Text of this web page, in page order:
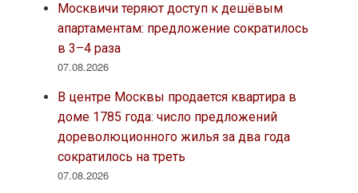
Москвичи теряют доступ к дешёвым
апартаментам: предложение сократилось
в 3–4 раза
07.08.2026
В центре Москвы продается квартира в
доме 1785 года: число предложений
дореволюционного жилья за два года
сократилось на треть
07.08.2026